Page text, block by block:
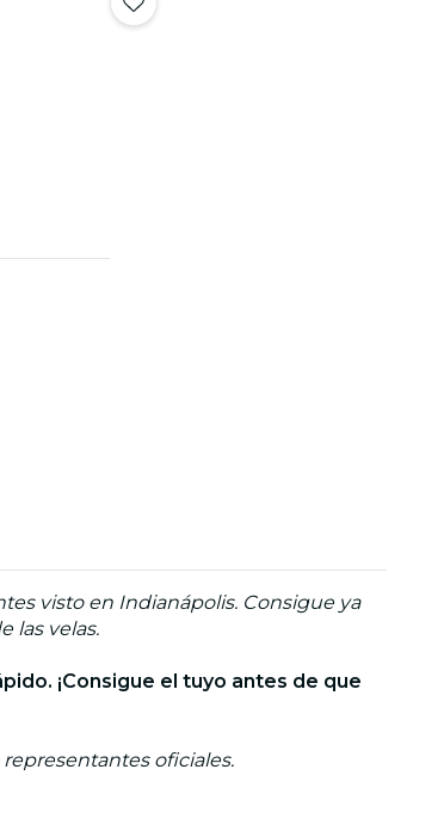
visto en Indianápolis. Consigue ya
las velas.
¡Consigue el tuyo antes de que
oficiales.